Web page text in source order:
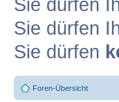
Sie dürfen
Sie dürfen
Sie dürfen
Foren-Übersicht